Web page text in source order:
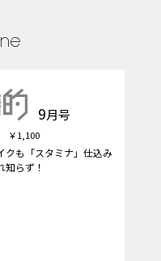
9月号
￥1,100
クも「スタミナ」仕込み
知らず！